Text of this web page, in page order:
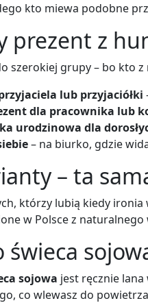
kto miewa podobne
prezent z
szerokiej grupy – bo kto z
lub przyjaciółki
dla pracownika lub
urodzinowa dla
– na biurko, gdzie
– ta
którzy lubią kiedy
w Polsce z
świeca
sojowa jest ręcznie
co wlewasz do